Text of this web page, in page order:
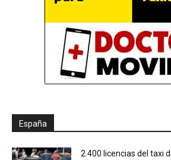
España
2.400 licencias del taxi